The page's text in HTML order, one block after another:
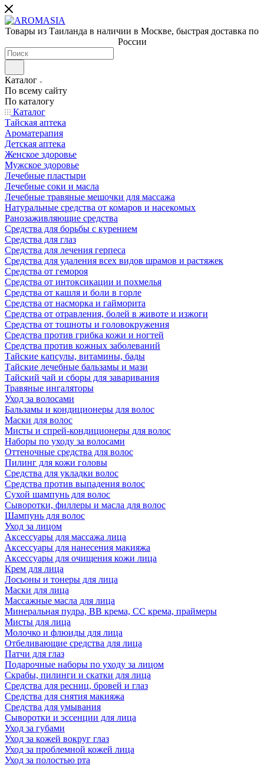
Товары из Таиланда в наличии в Москве, быстрая доставка по
России
Каталог
По всему сайту
По каталогу
Каталог
Тайская аптека
Ароматерапия
Детская аптека
Женское здоровье
Мужское здоровье
Лечебные пластыри
Лечебные соки и масла
Лечебные травяные мешочки для массажа
Натуральные средства от комаров и насекомых
Ранозаживляющие средства
Средства для борьбы с курением
Средства для глаз
Средства для лечения герпеса
Средства для удаления всех видов шрамов и растяжек
Средства от гемороя
Средства от интоксикации и похмелья
Средства от кашля и боли в горле
Средства от насморка и гайморита
Средства от отравления, болей в животе и изжоги
Средства от тошноты и головокружения
Средства против грибка кожи и ногтей
Средства против кожных заболеваний
Тайские капсулы, витамины, бады
Тайские лечебные бальзамы и мази
Тайский чай и сборы для заваривания
Травяные ингаляторы
Уход за волосами
Бальзамы и кондиционеры для волос
Маски для волос
Мисты и спрей-кондиционеры для волос
Наборы по уходу за волосами
Оттеночные средства для волос
Пилинг для кожи головы
Средства для укладки волос
Средства против выпадения волос
Сухой шампунь для волос
Сыворотки, филлеры и масла для волос
Шампунь для волос
Уход за лицом
Аксессуары для массажа лица
Аксессуары для нанесения макияжа
Аксессуары для очищения кожи лица
Крем для лица
Лосьоны и тонеры для лица
Маски для лица
Массажные масла для лица
Минеральная пудра, BB крема, СС крема, праймеры
Мисты для лица
Молочко и флюиды для лица
Отбеливающие средства для лица
Патчи для глаз
Подарочные наборы по уходу за лицом
Скрабы, пилинги и скатки для лица
Средства для ресниц, бровей и глаз
Средства для снятия макияжа
Средства для умывания
Сыворотки и эссенции для лица
Уход за губами
Уход за кожей вокруг глаз
Уход за проблемной кожей лица
Уход за полостью рта